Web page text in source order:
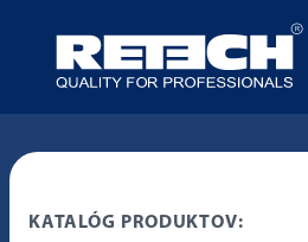
KATALÓG PRODUKTOV: